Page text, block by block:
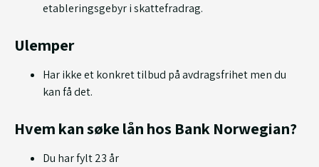
etableringsgebyr i skattefradrag.
Ulemper
Har ikke et konkret tilbud på avdragsfrihet men du
kan få det.
Hvem kan søke lån hos Bank Norwegian?
Du har fylt 23 år